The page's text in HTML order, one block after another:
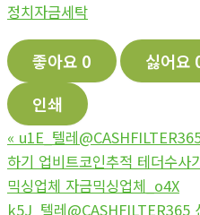
정치자금세탁
좋아요 0 싫어요
인쇄
« u1E_텔레
하기 업비트코인추적 테더수
믹싱업체 자금믹싱업체_o4X
k5J_텔레@CASHFILTER365